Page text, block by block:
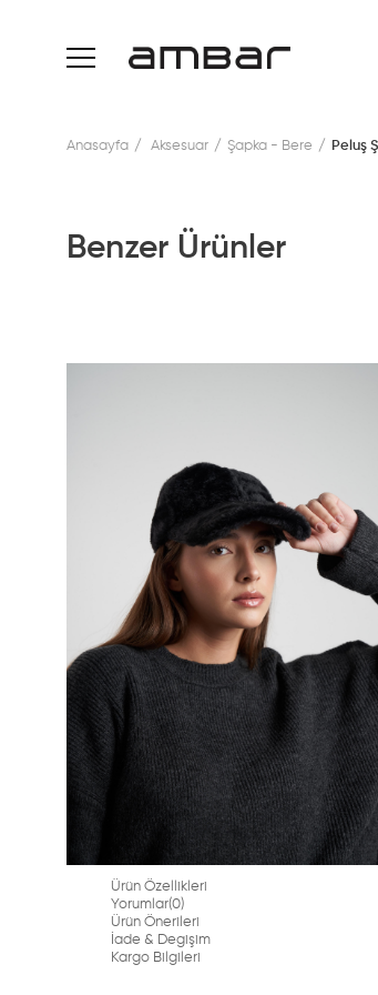
Anasayfa Aksesuar Şapka - Bere Peluş
Benzer Ürünler
Ürün Özellikleri
Yorumlar(0)
Ürün Önerileri
İade & Degişim
Kargo Bilgileri